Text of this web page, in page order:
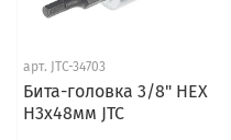
арт. JTC-34703
Бита-головка 3/8" HEX
H3х48мм JTC
Наши мессенджеры
мессенджер!
Написать